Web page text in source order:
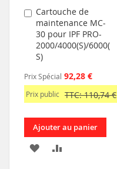
Cartouche de
maintenance MC-
30 pour IPF PRO-
2000/4000(S)/6000(
S)
Prix Spécial 92,28 €
Prix public TTC: 110,74 €
Ajouter
au
panier
Ajouter au panier
AJOUTER